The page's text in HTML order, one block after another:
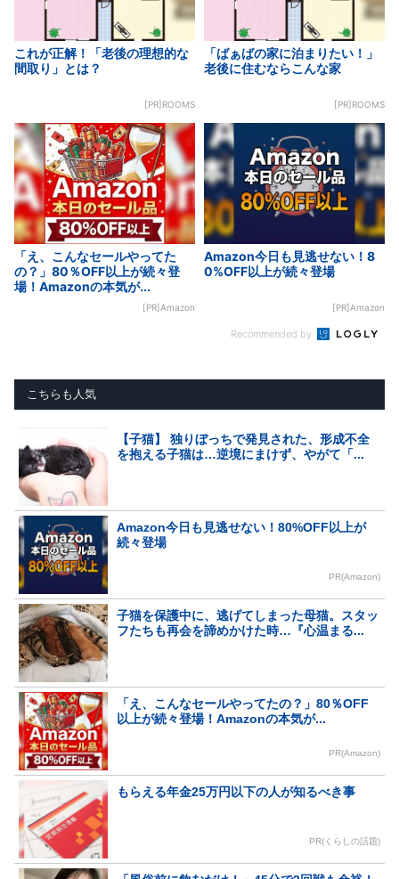
これが正解！「老後の理想的な
間取り」とは？
[PR]ROOMS
「ばぁばの家に泊まりたい！」
老後に住むならこんな家
[PR]ROOMS
「え、こんなセールやってた
の？」80％OFF以上が続々登
場！Amazonの本気が...
[PR]Amazon
Amazon今日も見逃せない！8
0%OFF以上が続々登場
[PR]Amazon
Recommended by
こちらも人気
【子猫】 独りぼっちで発見された、形成不全
を抱える子猫は…逆境にまけず、やがて「...
Amazon今日も見逃せない！80%OFF以上が
続々登場
PR(Amazon)
子猫を保護中に、逃げてしまった母猫。スタッ
フたちも再会を諦めかけた時…『心温まる...
「え、こんなセールやってたの？」80％OFF
以上が続々登場！Amazonの本気が...
PR(Amazon)
もらえる年金25万円以下の人が知るべき事
PR(くらしの話題)